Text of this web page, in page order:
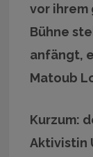
vor ihrem
Bühne
anfängt,
Matoub
Kurzum:
Aktivistin